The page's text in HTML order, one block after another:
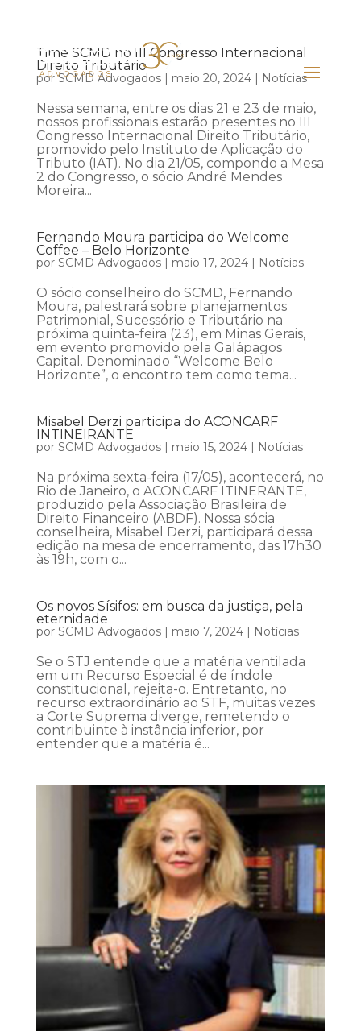
Time SCMD no III Congresso Internacional
Direito Tributário
porSCMD Advogados| maio 20, 2024| Notícias
Nessa semana, entre os dias 21 e 23 de maio,
nossos profissionais estarão presentes no III
Congresso Internacional Direito Tributário,
promovido pelo Instituto de Aplicação do
Tributo (IAT). No dia 21/05, compondo a Mesa
2 do Congresso, o sócio André Mendes
Moreira...
Fernando Moura participa do Welcome
Coffee – Belo Horizonte
por SCMD Advogados| maio 17, 2024| Notícias
O sócio conselheiro do SCMD, Fernando
Moura, palestrará sobre planejamentos
Patrimonial, Sucessório e Tributário na
próxima quinta-feira (23), em Minas Gerais,
em evento promovido pela Galápagos
Capital. Denominado “Welcome Belo
Horizonte”, o encontro tem como tema...
Misabel Derzi participa do ACONCARF
INTINEIRANTE
por SCMD Advogados| maio 15, 2024| Notícias
Na próxima sexta-feira (17/05), acontecerá, no
Rio de Janeiro, o ACONCARF ITINERANTE,
produzido pela Associação Brasileira de
Direito Financeiro (ABDF). Nossa sócia
conselheira, Misabel Derzi, participará dessa
edição na mesa de encerramento, das 17h30
às 19h, com o...
Os novos Sísifos: em busca da justiça, pela
eternidade
por SCMD Advogados| maio 7, 2024| Notícias
Se o STJ entende que a matéria ventilada
em um Recurso Especial é de índole
constitucional, rejeita-o. Entretanto, no
recurso extraordinário ao STF, muitas vezes
a Corte Suprema diverge, remetendo o
contribuinte à instância inferior, por
entender que a matéria é...